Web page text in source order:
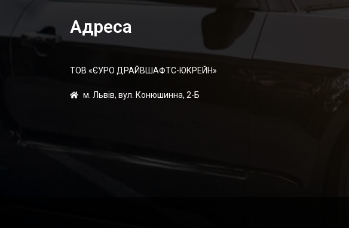
Адреса
ТОВ «ЄУРО ДРАЙВШАФТC-ЮКРЕЙН»
м. Львів, вул. Конюшинна, 2-Б